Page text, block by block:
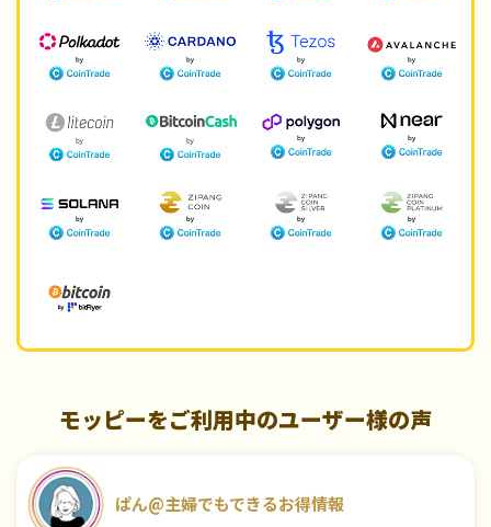
モッピーをご利用中のユーザー様の声
ぱん@主婦でもできるお得情報